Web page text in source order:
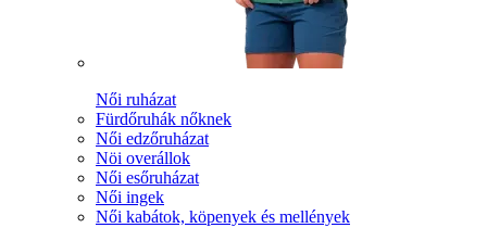
Női ruházat
Fürdőruhák nőknek
Női edzőruházat
Nöi overállok
Női esőruházat
Női ingek
Női kabátok, köpenyek és mellények